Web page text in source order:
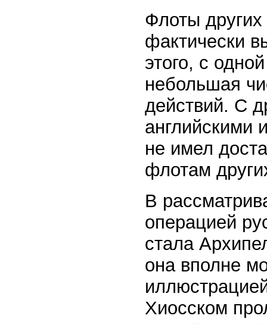
Флоты других
фактически
этого, с
небольшая
действий. С
английскими
не имел
флотам
В
операцией
стала
она вполне
Хиосском